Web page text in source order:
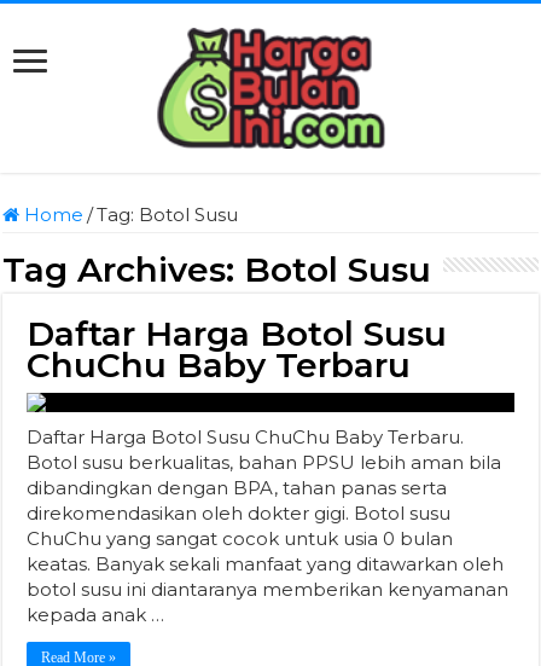
Home /Tag: Botol Susu
Tag Archives: Botol Susu
Daftar Harga Botol Susu
ChuChu Baby Terbaru
Daftar Harga Botol Susu ChuChu Baby Terbaru.
Botol susu berkualitas, bahan PPSU lebih aman bila
dibandingkan dengan BPA, tahan panas serta
direkomendasikan oleh dokter gigi. Botol susu
ChuChu yang sangat cocok untuk usia 0 bulan
keatas. Banyak sekali manfaat yang ditawarkan oleh
botol susu ini diantaranya memberikan kenyamanan
kepada anak …
Read More »